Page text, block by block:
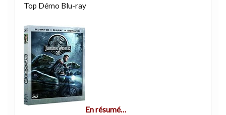
Top Démo Blu-ray
En résumé…